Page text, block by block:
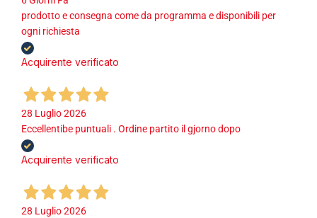
prodotto e consegna come da programma e disponibili per
ogni richiesta
Acquirente verificato
28 Luglio 2026
Eccellentibe puntuali . Ordine partito il gjorno dopo
Acquirente verificato
28 Luglio 2026